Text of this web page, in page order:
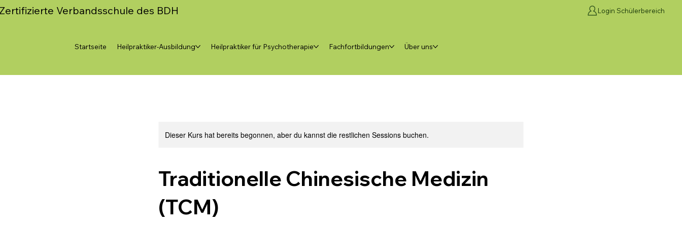
Verbandsschule des BDH Login Schülerbereich
Startseite Heilpraktiker-Ausbildung Heilpraktiker für Psychotherapie Fachfortbildungen Über uns
Dieser Kurs hat bereits begonnen, aber du kannst die restlichen Sessions buchen.
Traditionelle Chinesische Medizin
(TCM)